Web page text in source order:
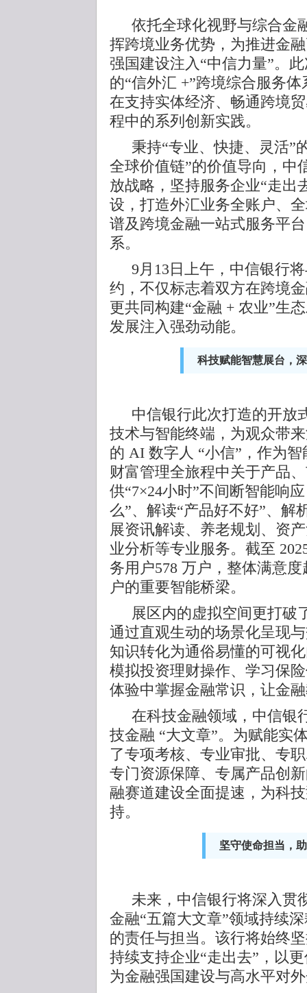
依托全球化视野与综合金
挥跨境业务优势，为推进金
强国建设注入“中信力量”。
的“信外汇 +”跨境综合服务
在支持实体经济、畅通跨境
程中的系列创新实践。
秉持“专业、快捷、灵活”
全球价值链”的价值导向，中
放战略，坚持服务企业“走出
设，打造外汇业务全账户、
谱及跨境金融一站式服务平
系。
9月13日上午，中信银行
约，不仅标志着双方在跨境
更共同构建“金融 + 农业”生
发展注入强劲动能。
科技赋能智慧展台，
中信银行此次打造的开放
技术与智能终端，为观众带
的 AI 数字人 “小信”，作为
财富管理全旅程中关于产品
供“7×24小时”不间断智能响
么”、解读“产品好不好”、解
展资讯解读、养老规划、资
业分析等专业服务。截至
务用户578 万户，整体满意
户的重要智能桥梁。
展区内的虚拟空间更打破
通过直观生动的场景化呈现
知识转化为通俗易懂的可视
模拟投资理财操作、学习保
体验中掌握金融常识，让金
在科技金融领域，中信银
技金融 “大文章”。为赋能实
了专项考核、专业审批、专
专门资源保障、专属产品创
融赛道建设全面提速，为科
持。
坚守使命担当，
未来，中信银行将深入贯
金融“五篇大文章”领域持续
的责任与担当。该行将始终
持续支持企业“走出去”，以
为金融强国建设与高水平对